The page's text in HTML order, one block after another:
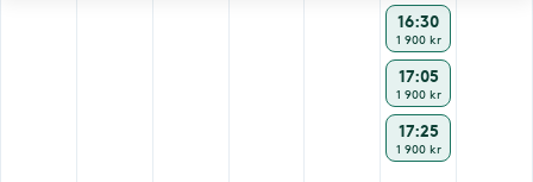
16:30
1 900 kr
17:05
1 900 kr
17:25
1 900 kr